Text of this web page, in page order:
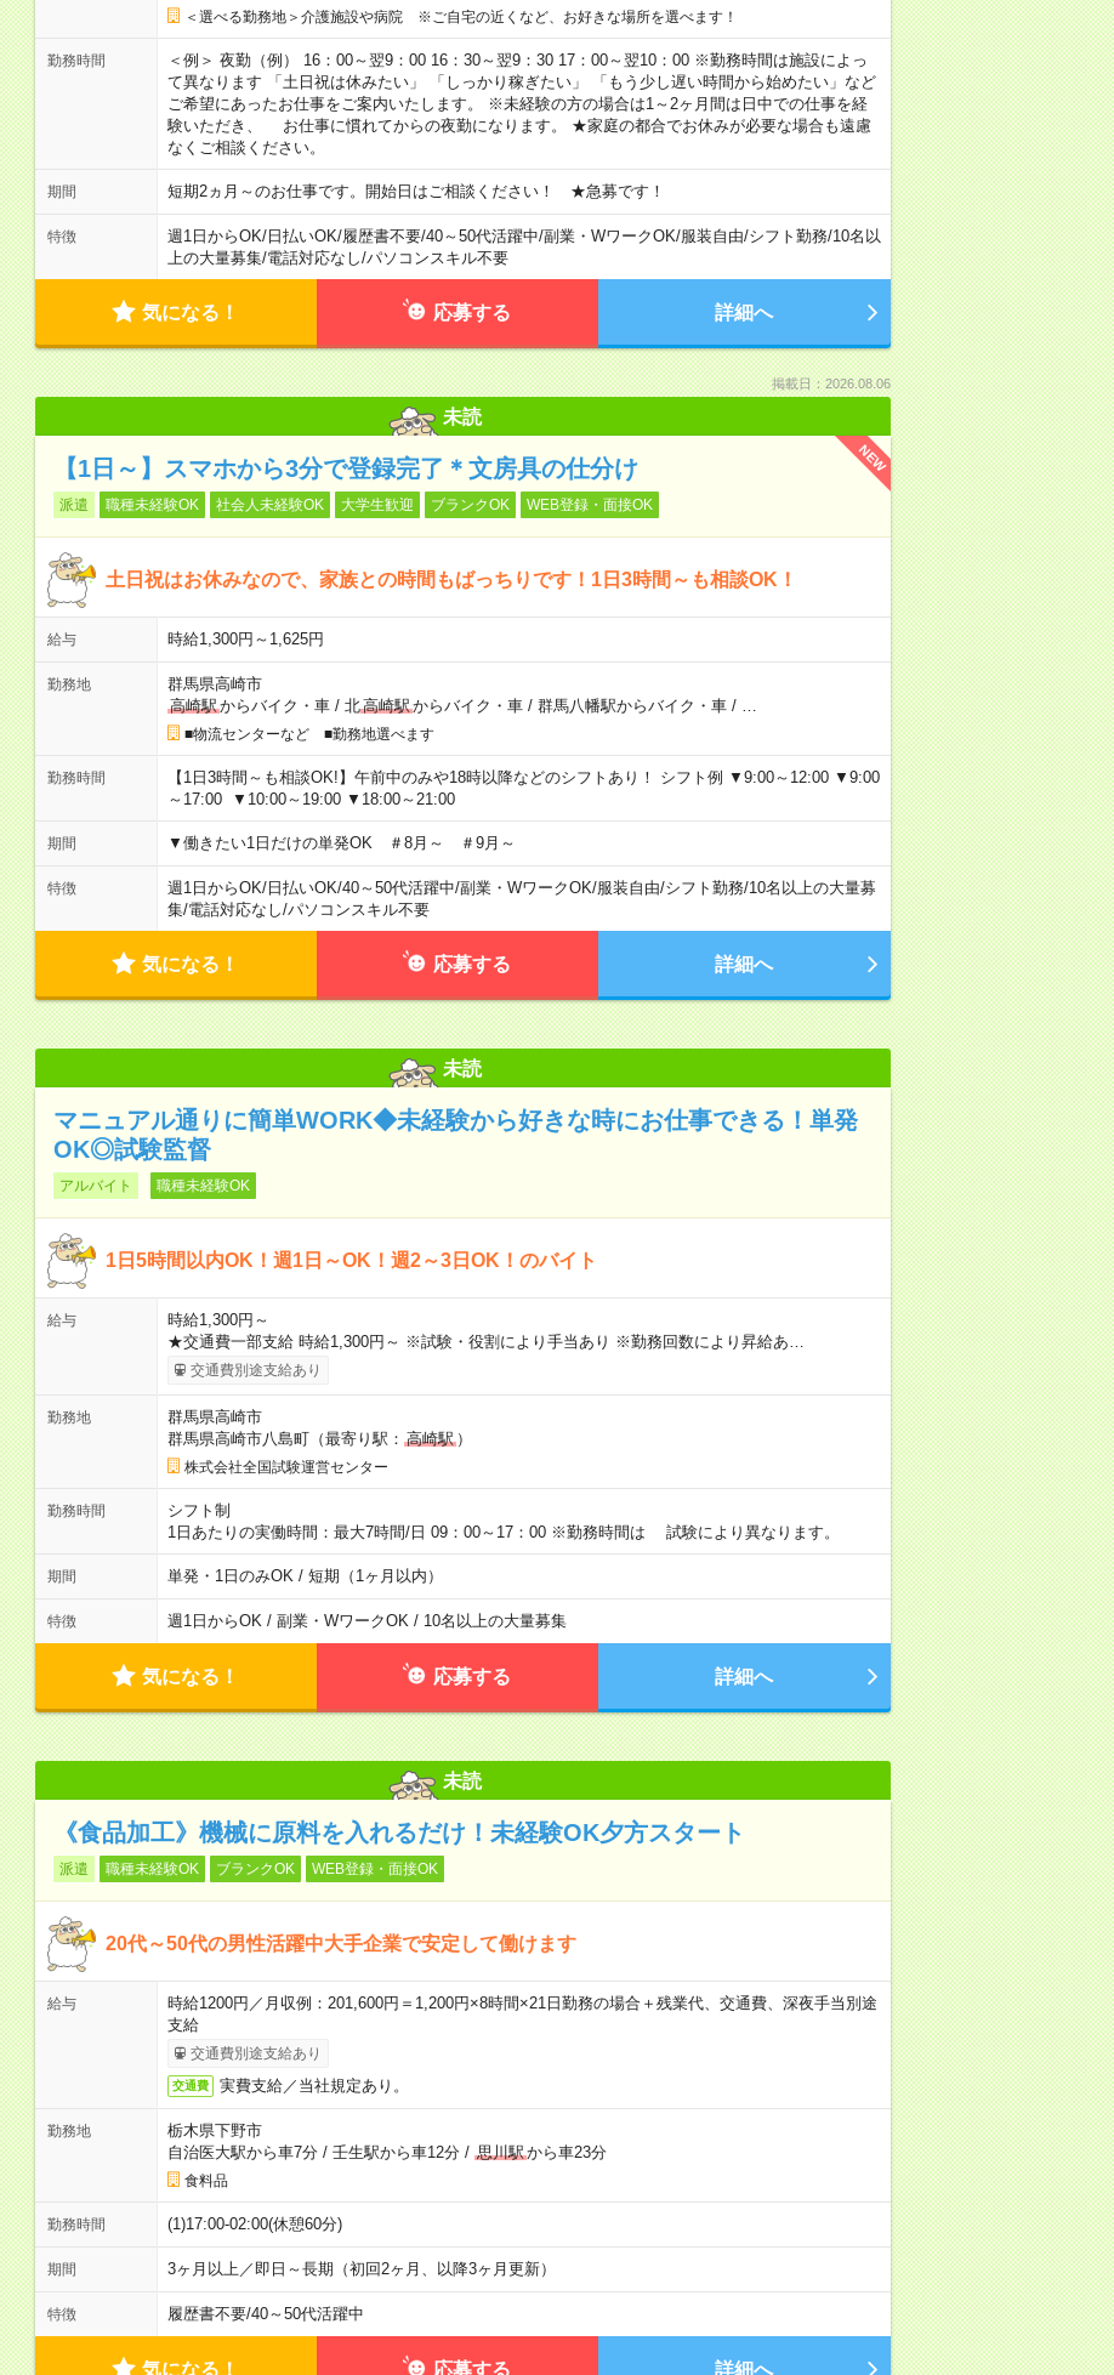
＜選べる勤務地＞介護施設や病院 ※ご自宅の近くなど、お好きな場所を選べます！
勤務時間
＜例＞ 夜勤（例） 16：00～翌9：00 16：30～翌9：30 17：00～翌10：00 ※勤務時間は施設によっ
て異なります 「土日祝は休みたい」 「しっかり稼ぎたい」 「もう少し遅い時間から始めたい」など
ご希望にあったお仕事をご案内いたします。 ※未経験の方の場合は1～2ヶ月間は日中での仕事を経
験いただき、 お仕事に慣れてからの夜勤になります。 ★家庭の都合でお休みが必要な場合も遠慮
なくご相談ください。
期間 短期2ヵ月～のお仕事です。開始日はご相談ください！ ★急募です！
特徴 週1日からOK/日払いOK/履歴書不要/40～50代活躍中/副業・WワークOK/服装自由/シフト勤務/10名以
上の大量募集/電話対応なし/パソコンスキル不要
気になる！ 応募する 詳細へ
掲載日：2026.08.06
未読
NEW
【1日～】スマホから3分で登録完了＊文房具の仕分け
派遣 職種未経験OK 社会人未経験OK 大学生歓迎 ブランクOK WEB登録・面接OK
土日祝はお休みなので、家族との時間もばっちりです！1日3時間～も相談OK！
給与 時給1,300円～1,625円
勤務地
群馬県高崎市
高崎駅からバイク・車/ 北高崎駅からバイク・車/ 群馬八幡駅からバイク・車/
■物流センターなど ■勤務地選べます
勤務時間
【1日3時間～も相談OK!】午前中のみや18時以降などのシフトあり！ シフト例 ▼9:00～12:00 ▼9:00
～17:00 ▼10:00～19:00 ▼18:00～21:00
期間 ▼働きたい1日だけの単発OK ＃8月～ ＃9月～
特徴 週1日からOK/日払いOK/40～50代活躍中/副業・WワークOK/服装自由/シフト勤務/10名以上の大量募
集/電話対応なし/パソコンスキル不要
気になる！ 応募する 詳細へ
未読
マニュアル通りに簡単WORK◆未経験から好きな時にお仕事できる！単発
OK◎試験監督
アルバイト 職種未経験OK
1日5時間以内OK！週1日～OK！週2～3日OK！のバイト
給与
時給1,300円～
★交通費一部支給 時給1,300円～ ※試験・役割により手当あり ※勤務回数により昇給あ…
交通費別途支給あり
勤務地
群馬県高崎市
群馬県高崎市八島町（最寄り駅： 高崎駅）
株式会社全国試験運営センター
勤務時間
シフト制
1日あたりの実働時間：最大7時間/日 09：00～17：00 ※勤務時間は 試験により異なります。
期間 単発・1日のみOK / 短期（1ヶ月以内）
特徴 週1日からOK / 副業・WワークOK / 10名以上の大量募集
気になる！ 応募する 詳細へ
未読
《食品加工》機械に原料を入れるだけ！未経験OK夕方スタート
派遣 職種未経験OK ブランクOK WEB登録・面接OK
20代～50代の男性活躍中大手企業で安定して働けます
給与
時給1200円／月収例：201,600円＝1,200円×8時間×21日勤務の場合＋残業代、交通費、深夜手当別途
支給
交通費別途支給あり
交通費 実費支給／当社規定あり。
勤務地
栃木県下野市
自治医大駅から車7分/ 壬生駅から車12分/ 思川駅から車23分
食料品
勤務時間 (1)17:00-02:00(休憩60分)
期間 3ヶ月以上／即日～長期（初回2ヶ月、以降3ヶ月更新）
特徴 履歴書不要/40～50代活躍中
気になる！ 応募する 詳細へ